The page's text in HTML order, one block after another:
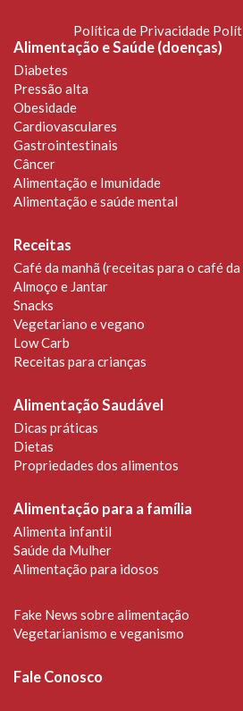
Política de Privacidade
Alimentação e Saúde (doenças)
Diabetes
Pressão alta
Obesidade
Cardiovasculares
Gastrointestinais
Câncer
Alimentação e Imunidade
Alimentação e saúde mental
Receitas
Café da manhã (receitas para o café da
Almoço e Jantar
Snacks
Vegetariano e vegano
Low Carb
Receitas para crianças
Alimentação Saudável
Dicas práticas
Dietas
Propriedades dos alimentos
Alimentação para a família
Alimenta infantil
Saúde da Mulher
Alimentação para idosos
Fake News sobre alimentação
Vegetarianismo e veganismo
Fale Conosco